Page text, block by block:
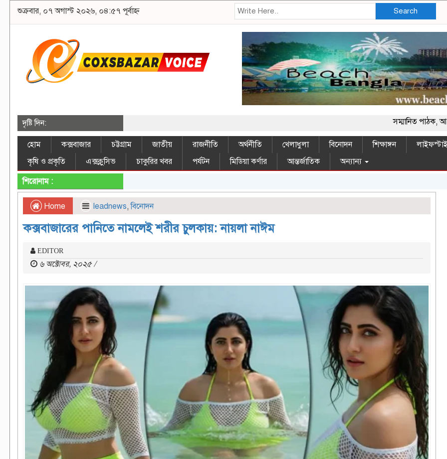
শুক্রবার, ০৭ অগাস্ট ২০২৬, ০৪:৫৭ পূর্বাহ্ন Search
দৃষ্টি দিন: সম্মানিত পাঠক,
হোম কক্সবাজার চট্টগ্রাম জাতীয় রাজনীতি অর্থনীতি খেলাধুলা বিনোদন শিক্ষাঙ্গন
কৃষি ও প্রকৃতি
এক্সক্লুসিভ চাকুরির খবর পর্যটন মিডিয়া কর্ণার আন্তর্জাতিক
অন্যান্য
শিরোনাম :
Home leadnews,বিনোদন
কক্সবাজারের পানিতে নামলেই শরীর চুলকায়: নায়লা নাঈম
EDITOR
৬ অক্টোবর, ২০২৫ /